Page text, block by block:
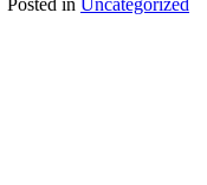
Posted in Uncategorized